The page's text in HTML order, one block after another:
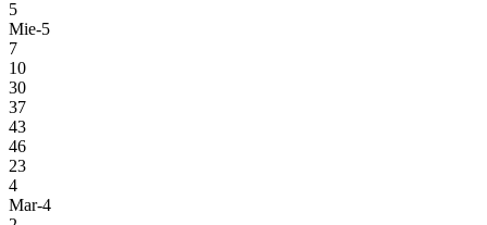
5
Mie-5
7
10
30
37
43
46
23
4
Mar-4